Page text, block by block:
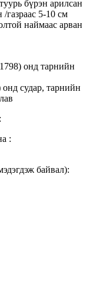
бүрэн арилсан
газраас 5-10 см
наймаас арван
онд тарнийн
судар, тарнийн
:
байвал):